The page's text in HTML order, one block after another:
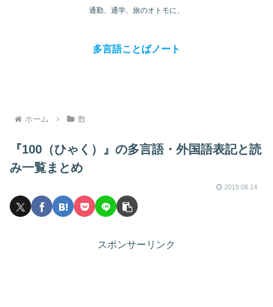
通勤、通学、旅のオトモに、
多言語ことばノート
ホーム 数
『100（ひゃく）』の多言語・外国語表記と読
み一覧まとめ
2019.08.14
スポンサーリンク